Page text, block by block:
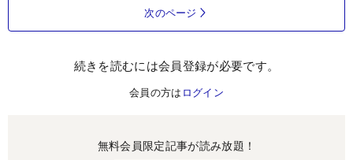
次のページ
続きを読むには会員登録が必要です。
会員の方は ログイン
無料会員限定記事が読み放題！